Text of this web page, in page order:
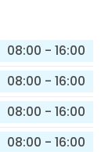
08:00 - 16:00
08:00 - 16:00
08:00 - 16:00
08:00 - 16:00